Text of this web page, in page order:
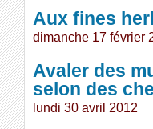
Aux fines
dimanche 17 février
Avaler des
selon des
lundi 30 avril 2012